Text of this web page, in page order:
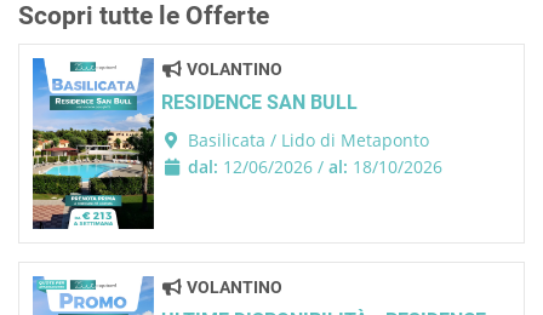
Scopri tutte le Offerte
VOLANTINO
RESIDENCE SAN BULL
Basilicata / Lido di Metaponto
dal: 12/06/2026 / al: 18/10/2026
VOLANTINO